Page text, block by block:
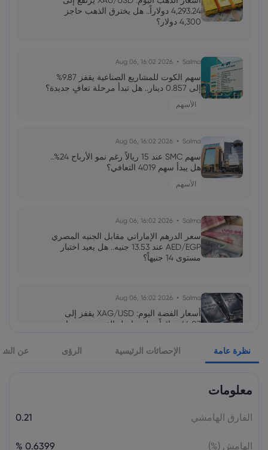
مستقبلية مع تقلبات تنظيمية
علي 2025 Nov 01, 00:00
مايكل بوري يحذر المستثمرين الأفراد:
4,293.24 دولاراً.. هل يخترق الذهب حاجز
4,300 دولار؟
Salma
2026 Aug 06, 16:02
سهم الكوت للمشاريع الصناعية يقفز 9.87%
إلى 0.857 دينار.. هل تبدأ مرحلة تعافٍ جديدة؟
الأسهم
Salma
2026 Aug 06, 16:02
سهم SMC عند 15 ريالاً رغم نمو الأرباح 24%..
هل يبدأ سهم 4019 التعافي؟
الأسهم
Salma
2026 Aug 06, 16:02
سعر الدرهم الإماراتي مقابل الجنيه المصري
AED/EGP عند 13.53 جنيه.. هل يعيد اختبار
مستوى 14 جنيهاً؟
Salma
2026 Aug 06, 16:02
أسعار الفضة اليوم: XAG/USD يقفز إلى
64.07 دولاراً.. هل تواصل الفضة صعودها نحو
نظرة عامة الإحصائات الرئيسية الرؤى عن
معلومات
الفارق الهامشي 0.21
الهامش (%) 0.6399 %